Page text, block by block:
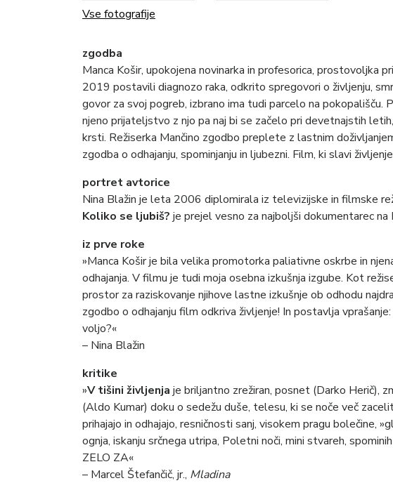
Vse fotografije
zgodba
Manca Košir, upokojena novinarka in profesorica, prostovoljka
2019 postavili diagnozo raka, odkrito spregovori o življenju,
govor za svoj pogreb, izbrano ima tudi parcelo na pokopališču.
njeno prijateljstvo z njo pa naj bi se začelo pri devetnajstih
krsti. Režiserka Mančino zgodbo preplete z lastnim
zgodba o odhajanju, spominjanju in ljubezni. Film, ki slavi
portret avtorice
Nina Blažin je leta 2006 diplomirala iz televizijske in filmske
Koliko se ljubiš? je prejel vesno za najboljši dokumentarec
iz prve roke
»Manca Košir je bila velika promotorka paliativne oskrbe in
odhajanja. V filmu je tudi moja osebna izkušnja izgube. Kot
prostor za raziskovanje njihove lastne izkušnje ob odhodu
zgodbo o odhajanju film odkriva življenje! In postavlja
voljo?«
– Nina Blažin
kritike
»V tišini življenja je briljantno zrežiran, posnet (Darko Herič),
(Aldo Kumar) doku o sedežu duše, telesu, ki se noče več
prihajajo in odhajajo, resničnosti sanj, visokem pragu bolečine,
ognja, iskanju srčnega utripa, Poletni noči, mini stvareh,
ZELO ZA«
– Marcel Štefančič, jr., Mladina